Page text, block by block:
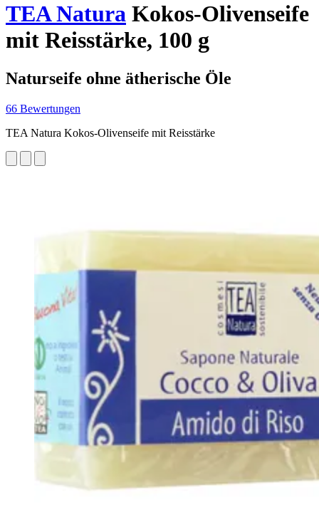
TEA Natura Kokos-Olivenseife
mit Reisstärke, 100 g
Naturseife ohne ätherische Öle
66 Bewertungen
TEA Natura Kokos-Olivenseife mit Reisstärke